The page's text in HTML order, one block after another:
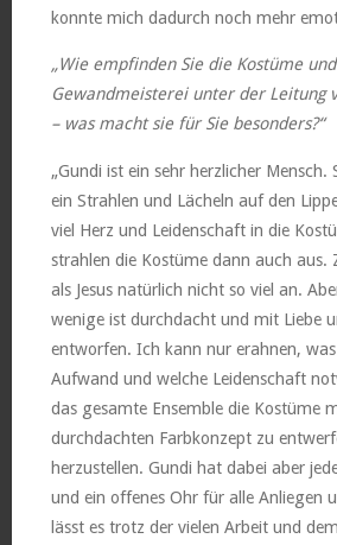
konnte mich dadurch noch mehr
„Wie empfinden Sie die Kostüme
Gewandmeisterei unter der Leitung
– was macht sie für Sie besonders?“
„Gundi ist ein sehr herzlicher Mensch.
ein Strahlen und Lächeln auf den
viel Herz und Leidenschaft in die
strahlen die Kostüme dann auch aus.
als Jesus natürlich nicht so viel an.
wenige ist durchdacht und mit Liebe
entworfen. Ich kann nur erahnen,
Aufwand und welche Leidenschaft
das gesamte Ensemble die Kostüme
durchdachten Farbkonzept zu
herzustellen. Gundi hat dabei aber
und ein offenes Ohr für alle Anliegen
lässt es trotz der vielen Arbeit und